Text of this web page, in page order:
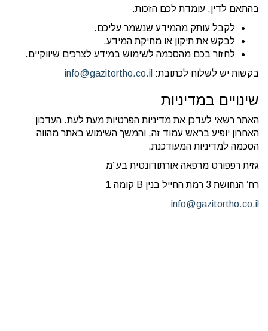
בהתאם לדין, עומדת לכם הזכות:
לקבל עותק מהמידע שנשמר עליכם.
לבקש את תיקון או מחיקת המידע.
לחזור בכם מהסכמה לשימוש במידע לצרכים שיווקיים.
בקשות יש לשלוח לכתובת: info@gazitortho.co.il
שינויים במדיניות
האתר רשאי לעדכן את מדיניות הפרטיות מעת לעת. העדכון
האחרון יופיע בראש עמוד זה, והמשך השימוש באתר מהווה
הסכמה למדיניות המעודכנת.
גזית רפפורט מרפאה אורתודונטית בע”מ
רח’ הנחושת 3 רמת החייל בנין B קומה 1
info@gazitortho.co.il